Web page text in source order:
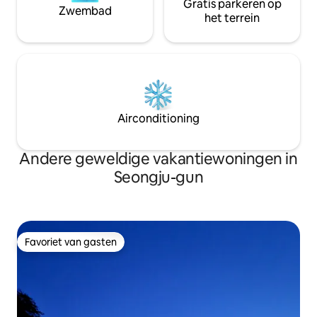
vallei ^ ^ Ook het vermelden waard
Geen ✔️houtskool op het dek?️ ✔️Gelieve
afval te recyclen en te verzamelen
(vuilniszakken worden individueel
eventuele ongevallen veroorzaakt door
nalatigheid van de✔️ gast. ✔️Zet alle
spullen na gebruik op hun plaats
✔️Goede reis,♡
op de sterren. De
ruimte van het
verdieping is het
eetvaardigheden
huis zijn erg
Zwembad
Gratis parkeren op
het terrein
Airconditioning
Andere geweldige vakantiewoningen in
Seongju-gun
Favoriet van gasten
Favoriet van gasten